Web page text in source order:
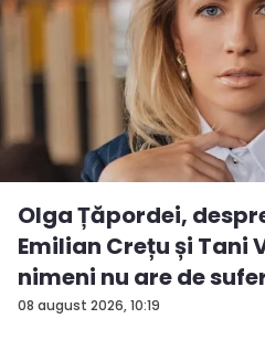
08 august 2026, 10:19
Olga Țăpordei,
Emilian Crețu și Tani
nimeni nu are de